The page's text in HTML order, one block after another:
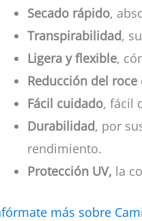
Secado rápido,
Transpirabilidad,
Ligera y flexible,
Reducción del roce
Fácil cuidado, fácil
Durabilidad, por
rendimiento.
Protección UV, la
más sobre